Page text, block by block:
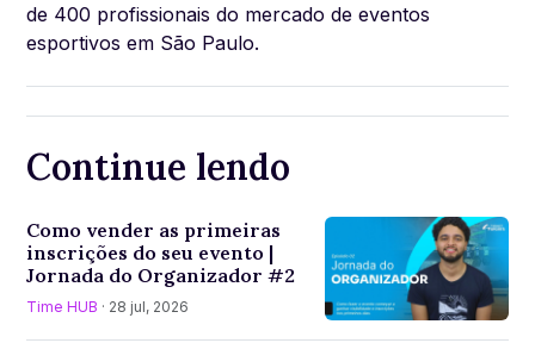
de 400 profissionais do mercado de eventos
esportivos em São Paulo.
Continue lendo
Como vender as primeiras
inscrições do seu evento |
Jornada do Organizador #2
Time HUB · 28 jul, 2026